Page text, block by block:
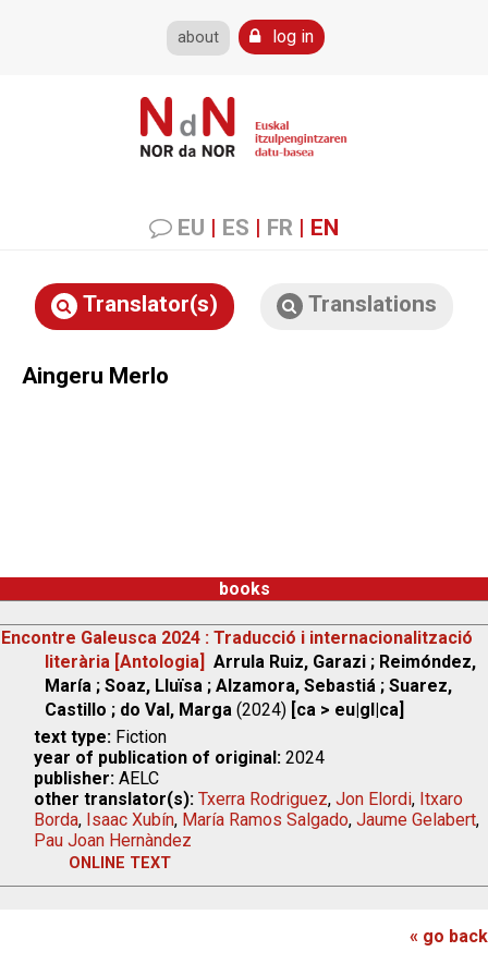
about log in
EU | ES | FR | EN
Translator(s) Translations
Aingeru Merlo
books
Encontre Galeusca 2024 : Traducció i internacionalització
literària [Antologia] Arrula Ruiz, Garazi ; Reimóndez,
María ; Soaz, Lluïsa ; Alzamora, Sebastiá ; Suarez,
Castillo ; do Val, Marga (2024) [ca > eu|gl|ca]
text type: Fiction
year of publication of original: 2024
publisher: AELC
other translator(s): Txerra Rodriguez, Jon Elordi, Itxaro
Borda, Isaac Xubín, María Ramos Salgado, Jaume Gelabert,
Pau Joan Hernàndez
ONLINE TEXT
« go back